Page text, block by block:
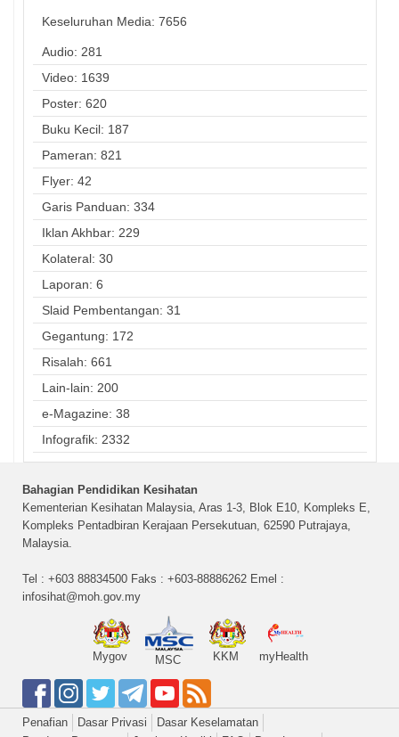
Keseluruhan Media: 7656
Audio: 281
Video: 1639
Poster: 620
Buku Kecil: 187
Pameran: 821
Flyer: 42
Garis Panduan: 334
Iklan Akhbar: 229
Kolateral: 30
Laporan: 6
Slaid Pembentangan: 31
Gegantung: 172
Risalah: 661
Lain-lain: 200
e-Magazine: 38
Infografik: 2332
Bahagian Pendidikan Kesihatan
Kementerian Kesihatan Malaysia, Aras 1-3, Blok E10, Kompleks E,
Kompleks Pentadbiran Kerajaan Persekutuan, 62590 Putrajaya,
Malaysia.
Tel : +603 88834500 Faks : +603-88886262 Emel :
infosihat@moh.gov.my
Mygov MSC KKM myHealth
Penafian Dasar Privasi
Dasar Keselamatan